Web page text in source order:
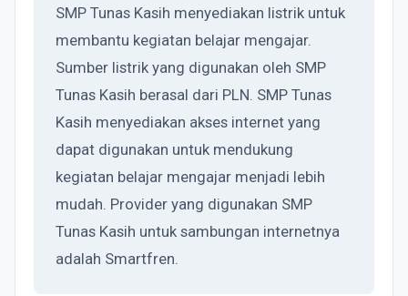
SMP Tunas Kasih menyediakan listrik untuk
membantu kegiatan belajar mengajar.
Sumber listrik yang digunakan oleh SMP
Tunas Kasih berasal dari PLN. SMP Tunas
Kasih menyediakan akses internet yang
dapat digunakan untuk mendukung
kegiatan belajar mengajar menjadi lebih
mudah. Provider yang digunakan SMP
Tunas Kasih untuk sambungan internetnya
adalah Smartfren.